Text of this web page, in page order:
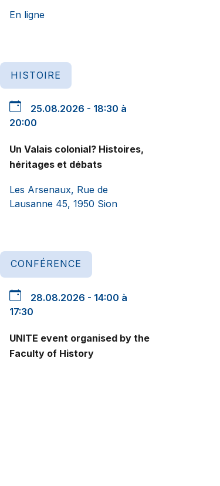
En ligne
HISTOIRE
25.08.2026 - 18:30 à
20:00
Un Valais colonial? Histoires,
héritages et débats
Les Arsenaux, Rue de
Lausanne 45, 1950 Sion
CONFÉRENCE
28.08.2026 - 14:00 à
17:30
UNITE event organised by the
Faculty of History